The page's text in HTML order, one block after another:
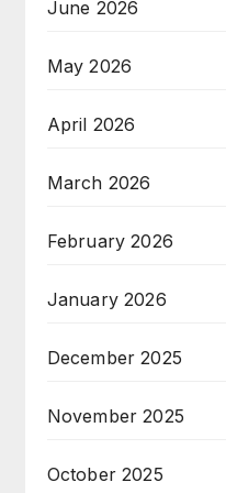
June 2026
May 2026
April 2026
March 2026
February 2026
January 2026
December 2025
November 2025
October 2025